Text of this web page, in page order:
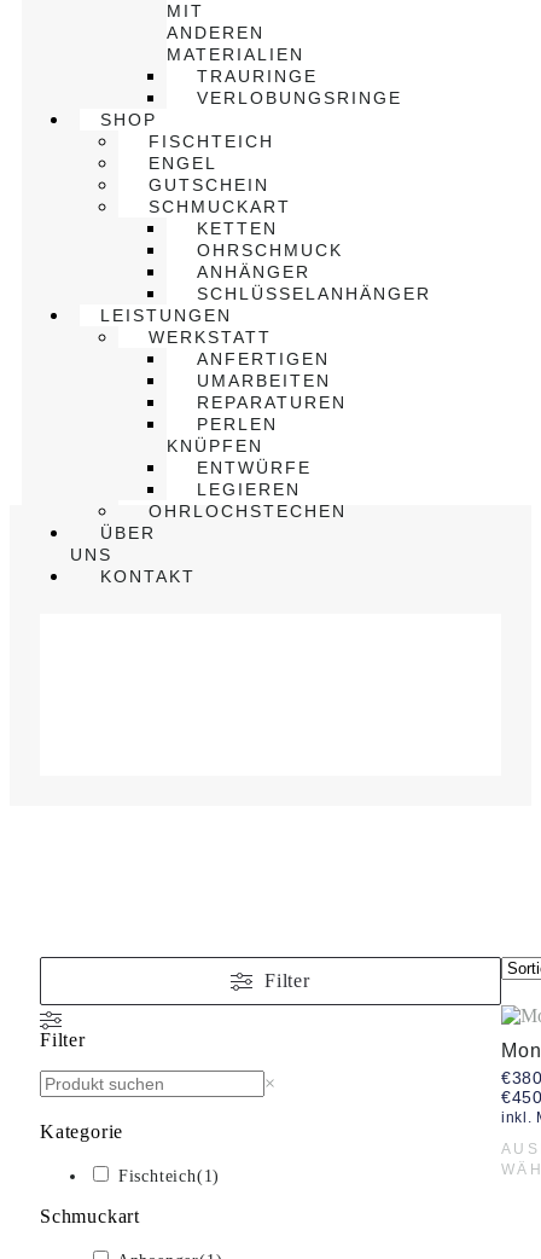
MIT
ANDEREN
MATERIALIEN
TRAURINGE
VERLOBUNGSRINGE
SHOP
FISCHTEICH
ENGEL
GUTSCHEIN
SCHMUCKART
KETTEN
OHRSCHMUCK
ANHÄNGER
SCHLÜSSELANHÄNGER
LEISTUNGEN
WERKSTATT
ANFERTIGEN
UMARBEITEN
REPARATUREN
PERLEN
KNÜPFEN
ENTWÜRFE
LEGIEREN
OHRLOCHSTECHEN
ÜBER
UNS
KONTAKT
Filter
Filter
×
Kategorie
Fischteich(1)
Schmuckart
€
€
inkl.